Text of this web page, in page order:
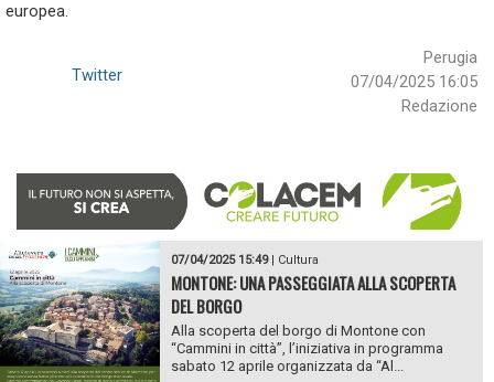
europea.
Perugia
07/04/2025 16:05
Redazione
Twitter
07/04/2025 15:49| Cultura
MONTONE: UNA PASSEGGIATA ALLA SCOPERTA
DEL BORGO
Alla scoperta del borgo di Montone con
“Cammini in città”, l’iniziativa in programma
sabato 12 aprile organizzata da “Al...